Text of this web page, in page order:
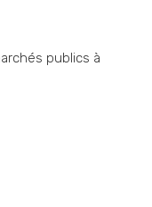
publics à